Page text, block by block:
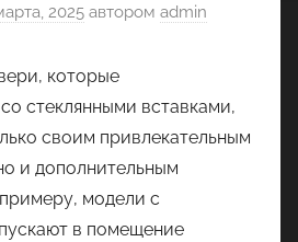
2025 автором admin
которые
стеклянными вставками,
своим привлекательным
и дополнительным
модели с
в помещение